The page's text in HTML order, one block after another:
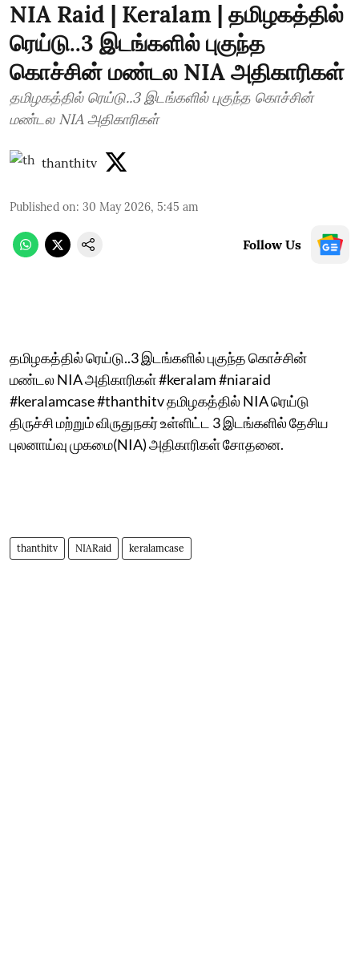
NIA Raid | Keralam | தமிழகத்தில்
ரெய்டு..3 இடங்களில் புகுந்த
கொச்சின் மண்டல NIA அதிகாரிகள்
தமிழகத்தில் ரெய்டு..3 இடங்களில் புகுந்த கொச்சின்
மண்டல NIA அதிகாரிகள்
thanthitv
Published on: 30 May 2026, 5:45 am
Follow Us
தமிழகத்தில் ரெய்டு..3 இடங்களில் புகுந்த கொச்சின்
மண்டல NIA அதிகாரிகள் #keralam #niaraid
#keralamcase #thanthitv தமிழகத்தில் NIA ரெய்டு
திருச்சி மற்றும் விருதுநகர் உள்ளிட்ட 3 இடங்களில் தேசிய
புலனாய்வு முகமை(NIA) அதிகாரிகள் சோதனை.
thanthitv NIARaid keralamcase